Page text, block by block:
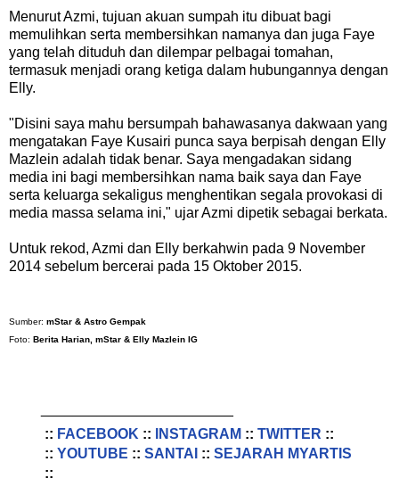
Menurut Azmi, tujuan akuan sumpah itu dibuat bagi
memulihkan serta membersihkan namanya dan juga Faye
yang telah dituduh dan dilempar pelbagai tomahan,
termasuk menjadi orang ketiga dalam hubungannya dengan
Elly.
"Disini saya mahu bersumpah bahawasanya dakwaan yang
mengatakan Faye Kusairi punca saya berpisah dengan Elly
Mazlein adalah tidak benar. Saya mengadakan sidang
media ini bagi membersihkan nama baik saya dan Faye
serta keluarga sekaligus menghentikan segala provokasi di
media massa selama ini," ujar Azmi dipetik sebagai berkata.
Untuk rekod, Azmi dan Elly berkahwin pada 9 November
2014 sebelum bercerai pada 15 Oktober 2015.
Sumber: mStar & Astro Gempak
Foto: Berita Harian, mStar & Elly Mazlein IG
:: FACEBOOK:: INSTAGRAM :: TWITTER ::
:: YOUTUBE :: SANTAI :: SEJARAH MYARTIS
::